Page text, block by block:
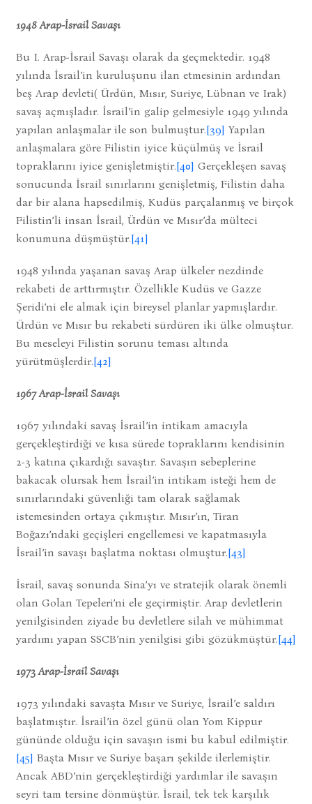
1948 Arap-İsrail Savaşı
Bu I. Arap-İsrail Savaşı olarak da geçmektedir. 1948
yılında İsrail’in kuruluşunu ilan etmesinin ardından
beş Arap devleti( Ürdün, Mısır, Suriye, Lübnan ve Irak)
savaş açmışladır. İsrail’in galip gelmesiyle 1949 yılında
yapılan anlaşmalar ile son bulmuştur.[39] Yapılan
anlaşmalara göre Filistin iyice küçülmüş ve İsrail
topraklarını iyice genişletmiştir.[40] Gerçekleşen savaş
sonucunda İsrail sınırlarını genişletmiş, Filistin daha
dar bir alana hapsedilmiş, Kudüs parçalanmış ve birçok
Filistin’li insan İsrail, Ürdün ve Mısır’da mülteci
konumuna düşmüştür.[41]
1948 yılında yaşanan savaş Arap ülkeler nezdinde
rekabeti de arttırmıştır. Özellikle Kudüs ve Gazze
Şeridi’ni ele almak için bireysel planlar yapmışlardır.
Ürdün ve Mısır bu rekabeti sürdüren iki ülke olmuştur.
Bu meseleyi Filistin sorunu teması altında
yürütmüşlerdir.[42]
1967 Arap-İsrail Savaşı
1967 yılındaki savaş İsrail’in intikam amacıyla
gerçekleştirdiği ve kısa sürede topraklarını kendisinin
2-3 katına çıkardığı savaştır. Savaşın sebeplerine
bakacak olursak hem İsrail’in intikam isteği hem de
sınırlarındaki güvenliği tam olarak sağlamak
istemesinden ortaya çıkmıştır. Mısır’ın, Tiran
Boğazı’ndaki geçişleri engellemesi ve kapatmasıyla
İsrail’in savaşı başlatma noktası olmuştur.[43]
İsrail, savaş sonunda Sina’yı ve stratejik olarak önemli
olan Golan Tepeleri’ni ele geçirmiştir. Arap devletlerin
yenilgisinden ziyade bu devletlere silah ve mühimmat
yardımı yapan SSCB’nin yenilgisi gibi gözükmüştür.[44]
1973 Arap-İsrail Savaşı
1973 yılındaki savaşta Mısır ve Suriye, İsrail’e saldırı
başlatmıştır. İsrail’in özel günü olan Yom Kippur
gününde olduğu için savaşın ismi bu kabul edilmiştir.
[45] Başta Mısır ve Suriye başarı şekilde ilerlemiştir.
Ancak ABD’nin gerçekleştirdiği yardımlar ile savaşın
seyri tam tersine dönmüştür. İsrail, tek tek karşılık